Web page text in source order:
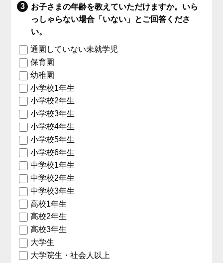
お子さまの年齢を教えていただけますか。いら
っしゃらない場合「いない」とご回答くださ
い。
通園していない未就学児
保育園
幼稚園
小学校1年生
小学校2年生
小学校3年生
小学校4年生
小学校5年生
小学校6年生
中学校1年生
中学校2年生
中学校3年生
高校1年生
高校2年生
高校3年生
大学生
大学院生・社会人以上